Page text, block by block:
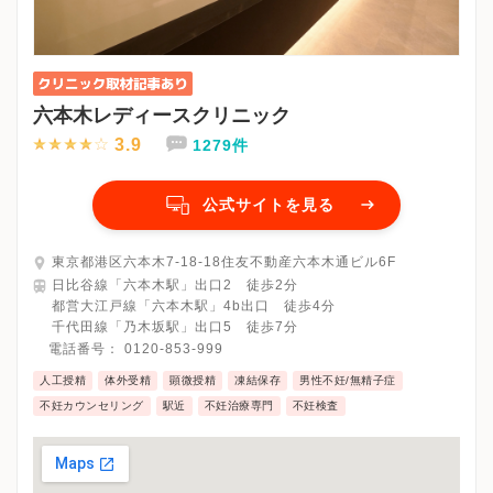
六本木レディースクリニック
3.9 1279件
公式サイトを見る
東京都港区六本木7-18-18住友不動産六本木通ビル6F
日比谷線「六本木駅」出口2 徒歩2分
都営大江戸線「六本木駅」4b出口 徒歩4分
千代田線「乃木坂駅」出口5 徒歩7分
電話番号： 0120-853-999
人工授精 体外受精 顕微授精 凍結保存 男性不妊/無精子症
不妊カウンセリング 駅近 不妊治療専門 不妊検査